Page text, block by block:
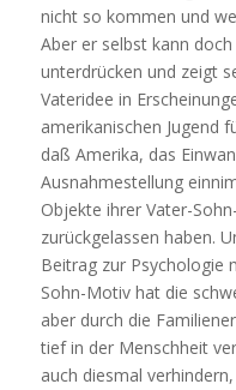
nicht so kommen und
Aber er selbst kann
unterdrücken und zeigt
Vateridee in
amerikanischen Jugend
daß Amerika, das
Ausnahmestellung
Objekte ihrer Vater-
zurückgelassen haben.
Beitrag zur Psychologie
Sohn-Motiv hat die
aber durch die
tief in der Menschheit
auch diesmal